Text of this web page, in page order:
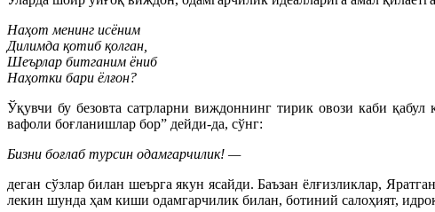
Наҳот менинг исёним
Дилимда қотиб қолган,
Шеърлар битганим ёниб
Наҳотки бари ёлғон?
Ўқувчи бу безовта сатрларни виждоннинг тирик овози каби
вафоли боғланишлар бор” дейди-да, сўнг:
Бизни боғлаб турсин одамгарчилик! —
деган сўзлар билан шеърга якун ясайди. Баъзан ёлғизликлар,
лекин шунда ҳам киши одамгарчилик билан, ботиний салоҳият,